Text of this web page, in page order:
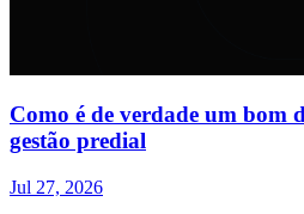
Como é de verdade um bom
gestão predial
Jul 27, 2026